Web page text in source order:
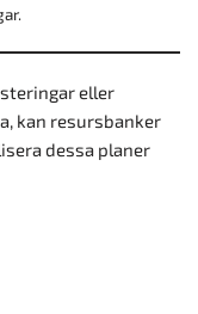
eller
kan resursbanker
dessa planer